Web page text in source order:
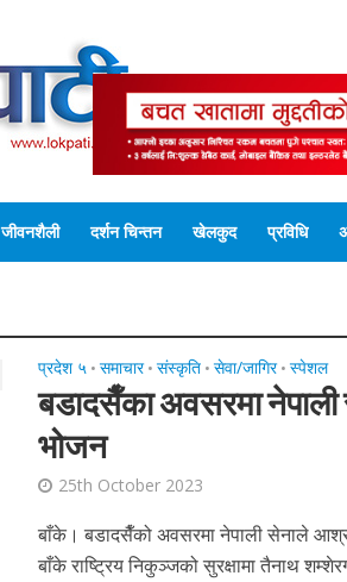
जीवनशैली दर्शन चिन्तन खेलकुद प्रविधि
प्रदेश ५ • समाचार • संस्कृति • सेवा/जागिर • स्पेशल
बडादसैँका अवसरमा नेपाली
भोजन
25th October 2023
बाँके। बडादसैँको अवसरमा नेपाली सेनाले
बाँके राष्ट्रिय निकुञ्जको सुरक्षामा तैनाथ